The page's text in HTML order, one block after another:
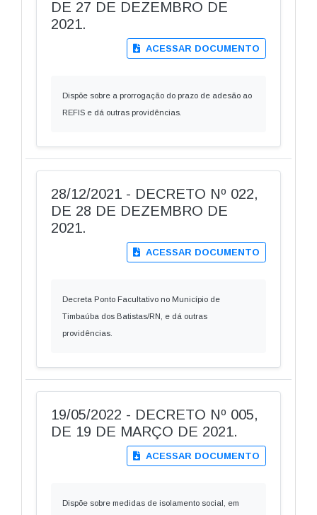
DE 27 DE DEZEMBRO DE
2021.
ACESSAR DOCUMENTO
Dispõe sobre a prorrogação do prazo de adesão ao
REFIS e dá outras providências.
28/12/2021 - DECRETO Nº 022,
DE 28 DE DEZEMBRO DE
2021.
ACESSAR DOCUMENTO
Decreta Ponto Facultativo no Município de
Timbaúba dos Batistas/RN, e dá outras
providências.
19/05/2022 - DECRETO Nº 005,
DE 19 DE MARÇO DE 2021.
ACESSAR DOCUMENTO
Dispõe sobre medidas de isolamento social, em